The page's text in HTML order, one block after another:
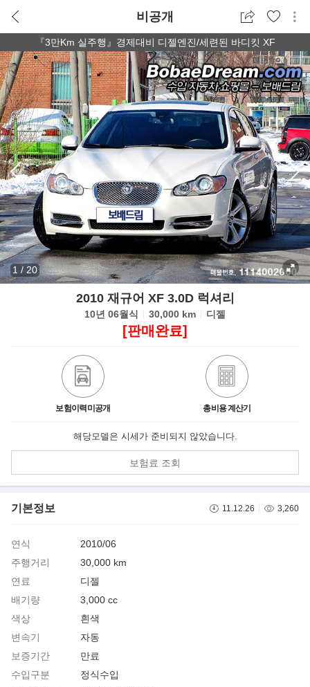
비공개
『3만Km 실주행』경제대비 디젤엔진/세련된 바디킷 XF
1 / 20
2010 재규어 XF 3.0D 럭셔리
10년 06월식 30,000 km 디젤
[판매완료]
보험이력미공개 총비용 계산기
해당모델은 시세가 준비되지 않았습니다.
보험료 조회
기본정보 11.12.26 3,260
연식
2010/06
주행거리
30,000 km
연료
디젤
배기량
3,000 cc
색상
흰색
변속기
자동
보증기간
만료
수입구분
정식수입